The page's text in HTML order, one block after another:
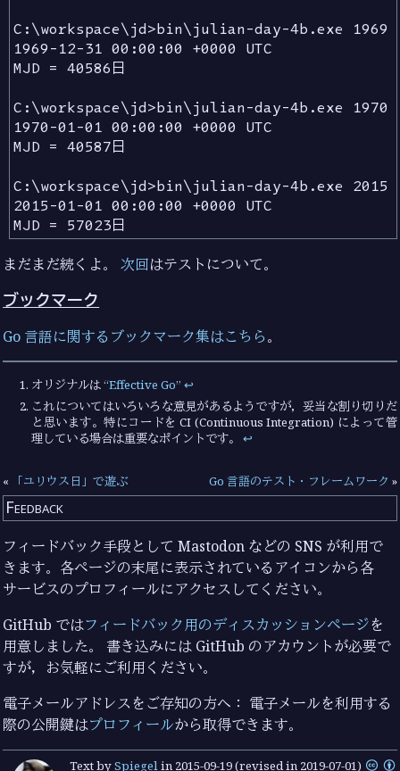
C:\workspace\jd>bin\julian-day-4b.exe 1969
1969-12-31 00:00:00 +0000 UTC
MJD = 40586日
C:\workspace\jd>bin\julian-day-4b.exe 1970
1970-01-01 00:00:00 +0000 UTC
MJD = 40587日
C:\workspace\jd>bin\julian-day-4b.exe 2015
2015-01-01 00:00:00 +0000 UTC
まだまだ続くよ。次回はテストについて。
ブックマーク
Go 言語に関するブックマーク集はこちら。
オリジナルは “Effective Go”↩︎
これについてはいろいろな意見があるようですが，妥当な割り切りだ
と思います。特にコードを CI (Continuous Integration) によって管
理している場合は重要なポイントです。↩︎
« 「ユリウス日」で遊ぶ Go 言語のテスト・フレームワーク »
Feedback
フィードバック手段として Mastodon などの SNS が利用で
きます。各ページの末尾に表示されているアイコンから各
サービスのプロフィールにアクセスしてください。
GitHub ではフィードバック用のディスカッションページを
用意しました。 書き込みには GitHub のアカウントが必要で
すが，お気軽にご利用ください。
電子メールアドレスをご存知の方へ： 電子メールを利用する
際の公開鍵はプロフィールから取得できます。
Text bySpiegel in 2015-09-19(revised in 2019-07-01)